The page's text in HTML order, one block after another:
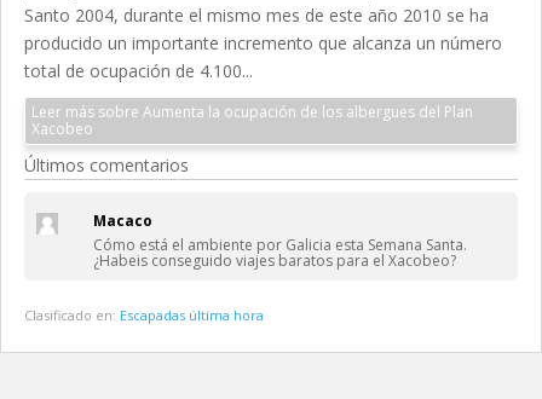
Santo 2004, durante el mismo mes de este año 2010 se ha
producido un importante incremento que alcanza un número
total de ocupación de 4.100...
Leer más sobre Aumenta la ocupación de los albergues del Plan
Xacobeo
Últimos comentarios
Macaco
Cómo está el ambiente por Galicia esta Semana Santa.
¿Habeis conseguido viajes baratos para el Xacobeo?
Clasificado en: Escapadas última hora